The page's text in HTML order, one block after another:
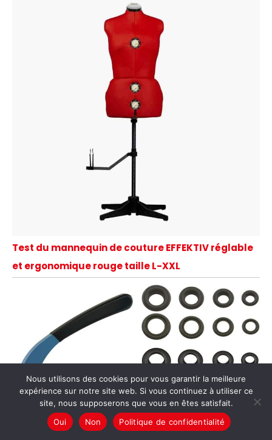
Test du mannequin de couture EFFEKTIV réglable
et ergonomique rouge taille L-XXL
Nous utilisons des cookies pour vous garantir la meilleure
expérience sur notre site web. Si vous continuez à utiliser ce
site, nous supposerons que vous en êtes satisfait.
Oui
Non Politique de confidentialité